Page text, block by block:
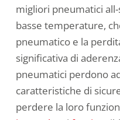
migliori pneumatici
basse temperature,
pneumatico e la
significativa di
pneumatici perdono
caratteristiche di
perdere la loro